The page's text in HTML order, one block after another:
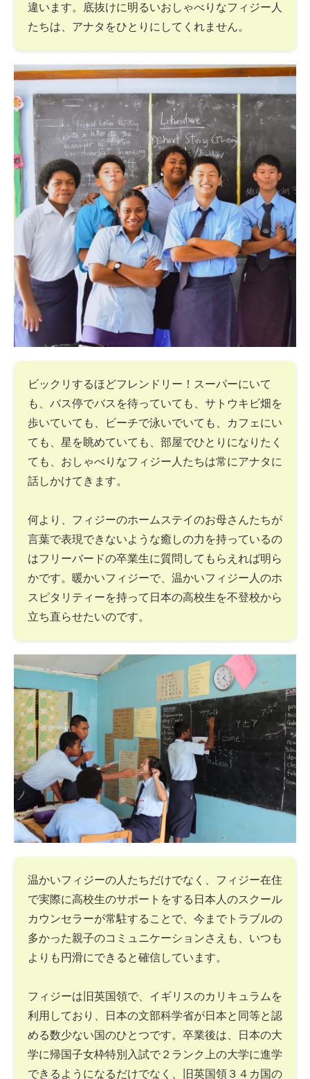
違います。底抜けに明るいおしゃべりなフィジー人
たちは、アナタをひとりにしてくれません。
ビックリするほどフレンドリー！スーパーにいて
も、バス停でバスを待っていても、サトウキビ畑を
歩いていても、ビーチで泳いでいても、カフェにい
ても、星を眺めていても、部屋でひとりになりたく
ても、おしゃべりなフィジー人たちは常にアナタに
話しかけてきます。
何より、フィジーのホームステイのお母さんたちが
言葉で表現できないような癒しの力を持っているの
はフリーバードの卒業生に質問してもらえれば明ら
かです。暖かいフィジーで、温かいフィジー人のホ
スピタリティーを持って日本の高校生を不登校から
立ち直らせたいのです。
温かいフィジーの人たちだけでなく、フィジー在住
で実際に高校生のサポートをする日本人のスクール
カウンセラーが常駐することで、今までトラブルの
多かった親子のコミュニケーションさえも、いつも
よりも円滑にできると確信しています。
フィジーは旧英国領で、イギリスのカリキュラムを
利用しており、日本の文部科学省が日本と同等と認
める数少ない国のひとつです。卒業後は、日本の大
学に帰国子女枠特別入試で２ランク上の大学に進学
できるようになるだけでなく、旧英国領３４カ国の